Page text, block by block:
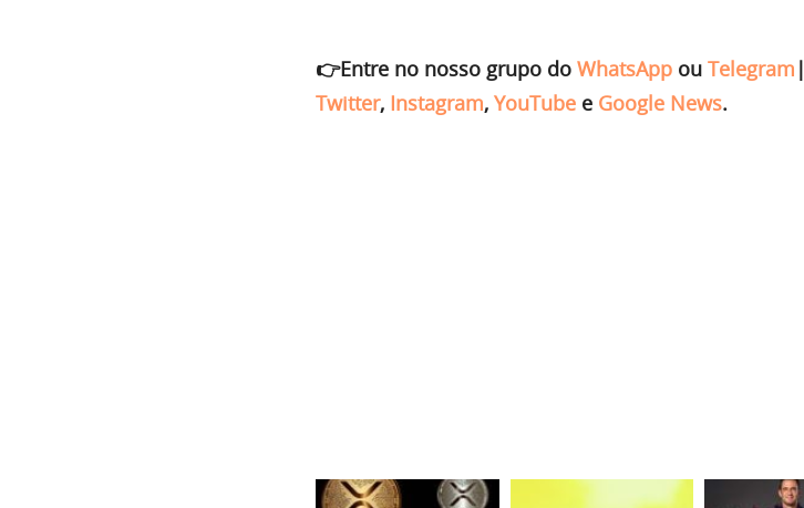
👉Entre no nosso grupo do WhatsApp ou Telegram |
Twitter, Instagram, YouTube e Google News.